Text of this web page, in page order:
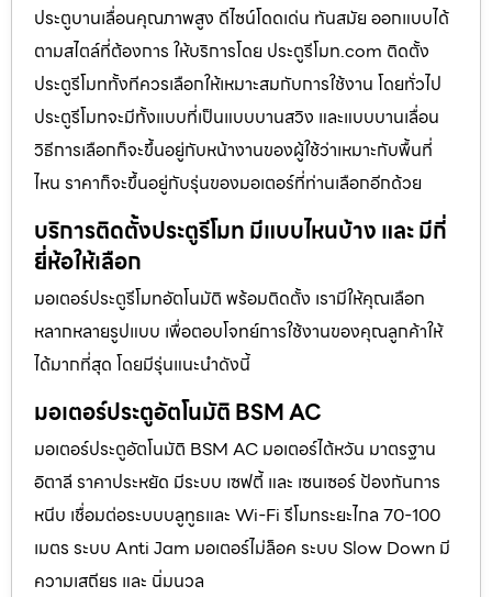
ประตูบานเลื่อนคุณภาพสูง ดีไซน์โดดเด่น ทันสมัย ออกแบบได้
ตามสไตล์ที่ต้องการ ให้บริการโดย ประตูรีโมท.com ติดตั้ง
ประตูรีโมททั้งทีควรเลือกให้เหมาะสมกับการใช้งาน โดยทั่วไป
ประตูรีโมทจะมีทั้งแบบที่เป็นแบบบานสวิง และแบบบานเลื่อน
วิธีการเลือกก็จะขึ้นอยู่กับหน้างานของผู้ใช้ว่าเหมาะกับพื้นที่
ไหน ราคาก็จะขึ้นอยู่กับรุ่นของมอเตอร์ที่ท่านเลือกอีกด้วย
บริการติดตั้งประตูรีโมท มีแบบไหนบ้าง และ มีกี่
ยี่ห้อให้เลือก
มอเตอร์ประตูรีโมทอัตโนมัติ พร้อมติดตั้ง เรามีให้คุณเลือก
หลากหลายรูปแบบ เพื่อตอบโจทย์การใช้งานของคุณลูกค้าให้
ได้มากที่สุด โดยมีรุ่นแนะนำดังนี้
มอเตอร์ประตูอัตโนมัติ BSM AC
มอเตอร์ประตูอัตโนมัติ BSM AC มอเตอร์ไต้หวัน มาตรฐาน
อิตาลี ราคาประหยัด มีระบบ เซฟตี้ และ เซนเซอร์ ป้องกันการ
หนีบ เชื่อมต่อระบบบลูทูธและ Wi-Fi รีโมทระยะไกล 70-100
เมตร ระบบ Anti Jam มอเตอร์ไม่ล็อค ระบบ Slow Down มี
ความเสถียร และ นิ่มนวล